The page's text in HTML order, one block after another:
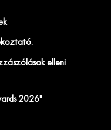
elleni
2026"